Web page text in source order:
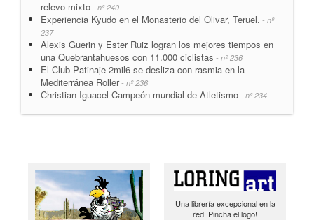
relevo mixto - nº 240
Experiencia Kyudo en el Monasterio del Olivar, Teruel. - nº
237
Alexis Guerin y Ester Ruiz logran los mejores tiempos en
una Quebrantahuesos con 11.000 ciclistas - nº 236
El Club Patinaje 2mil6 se desliza con rasmia en la
Mediterránea Roller- nº 236
Christian Iguacel Campeón mundial de Atletismo - nº 234
Una librería excepcional en la
red ¡Pincha el logo!